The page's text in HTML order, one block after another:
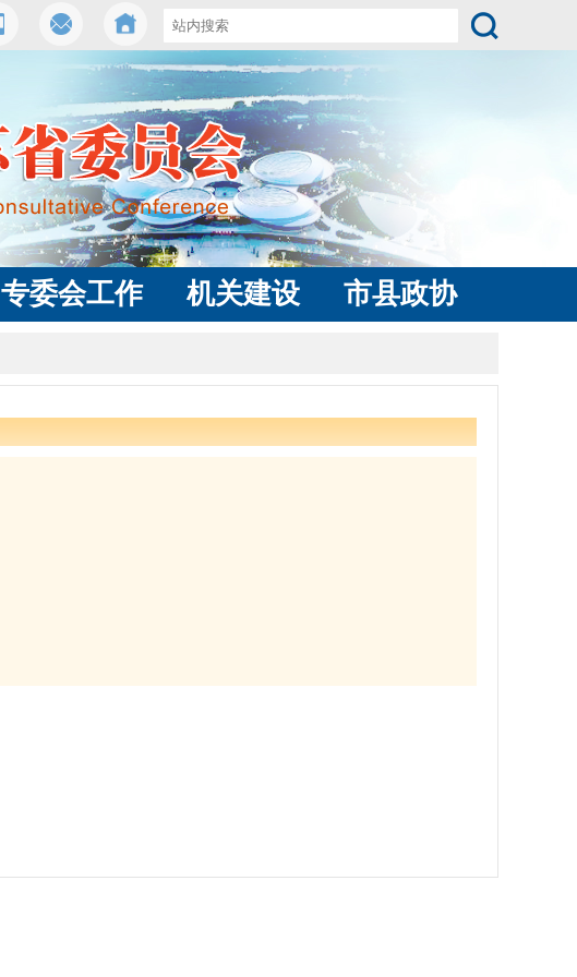
专委会工作 机关建设 市县政协